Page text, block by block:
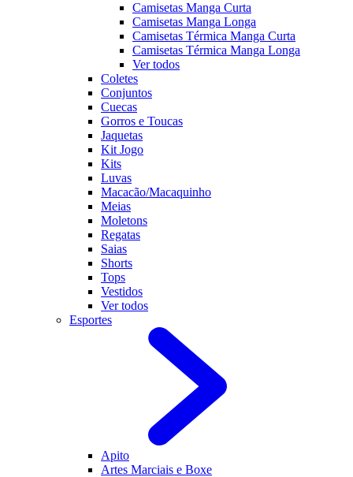
Camisetas Manga Curta
Camisetas Manga Longa
Camisetas Térmica Manga Curta
Camisetas Térmica Manga Longa
Ver todos
Coletes
Conjuntos
Cuecas
Gorros e Toucas
Jaquetas
Kit Jogo
Kits
Luvas
Macacão/Macaquinho
Meias
Moletons
Regatas
Saias
Shorts
Tops
Vestidos
Ver todos
Esportes
Apito
Artes Marciais e Boxe